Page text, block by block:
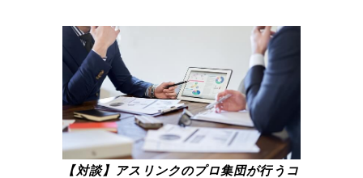
【対談】アスリンクのプロ集団が行うコ